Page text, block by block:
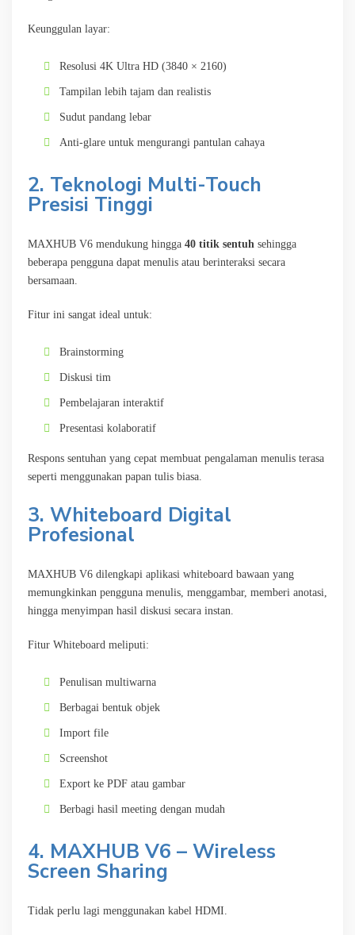
Keunggulan layar:
Resolusi 4K Ultra HD (3840 × 2160)
Tampilan lebih tajam dan realistis
Sudut pandang lebar
Anti-glare untuk mengurangi pantulan cahaya
2. Teknologi Multi-Touch
Presisi Tinggi
MAXHUB V6 mendukung hingga 40 titik sentuh sehingga
beberapa pengguna dapat menulis atau berinteraksi secara
bersamaan.
Fitur ini sangat ideal untuk:
Brainstorming
Diskusi tim
Pembelajaran interaktif
Presentasi kolaboratif
Respons sentuhan yang cepat membuat pengalaman menulis terasa
seperti menggunakan papan tulis biasa.
3. Whiteboard Digital
Profesional
MAXHUB V6 dilengkapi aplikasi whiteboard bawaan yang
memungkinkan pengguna menulis, menggambar, memberi anotasi,
hingga menyimpan hasil diskusi secara instan.
Fitur Whiteboard meliputi:
Penulisan multiwarna
Berbagai bentuk objek
Import file
Screenshot
Export ke PDF atau gambar
Berbagi hasil meeting dengan mudah
4. MAXHUB V6 – Wireless
Screen Sharing
Tidak perlu lagi menggunakan kabel HDMI.